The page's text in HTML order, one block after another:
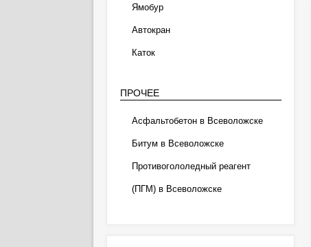
Ямобур
Автокран
Каток
ПРОЧЕЕ
Асфальтобетон в Всеволожске
Битум в Всеволожске
Противогололедный реагент
(ПГМ) в Всеволожске